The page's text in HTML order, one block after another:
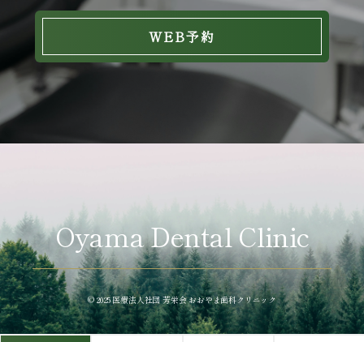
WEB予約
Oyama Dental Clinic
© 2025 医療法人社団 芳栄会 おおやま歯科クリニック